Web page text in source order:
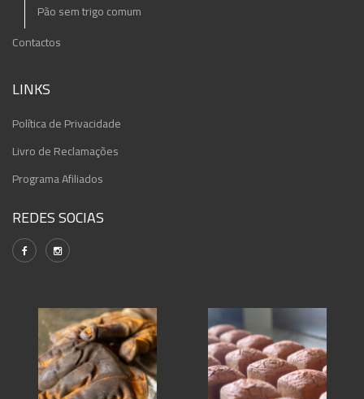
Pão sem trigo comum
Contactos
LINKS
Política de Privacidade
Livro de Reclamações
Programa Afiliados
REDES SOCIAS